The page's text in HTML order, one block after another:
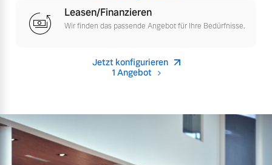
Leasen/Finanzieren
Wir finden das passende Angebot für Ihre Bedürfnisse.
Jetzt konfigurieren
1 Angebot